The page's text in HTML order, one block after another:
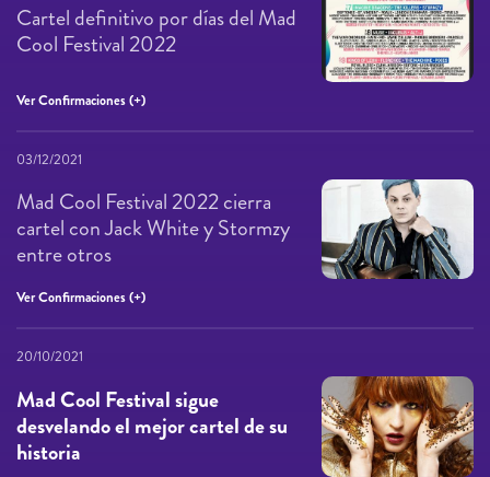
Cartel definitivo por días del Mad
Cool Festival 2022
Ver Confirmaciones (+)
03/12/2021
Mad Cool Festival 2022 cierra
cartel con Jack White y Stormzy
entre otros
Ver Confirmaciones (+)
20/10/2021
Mad Cool Festival sigue
desvelando el mejor cartel de su
historia